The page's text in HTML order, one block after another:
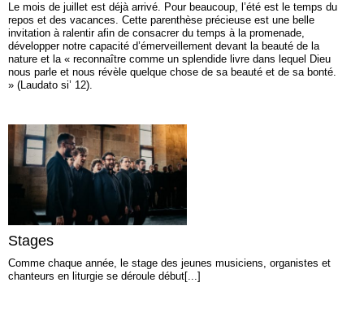
Le mois de juillet est déjà arrivé. Pour beaucoup, l’été est le temps du
repos et des vacances. Cette parenthèse précieuse est une belle
invitation à ralentir afin de consacrer du temps à la promenade,
développer notre capacité d’émerveillement devant la beauté de la
nature et la « reconnaître comme un splendide livre dans lequel Dieu
nous parle et nous révèle quelque chose de sa beauté et de sa bonté.
» (Laudato si’ 12).
Stages
Comme chaque année, le stage des jeunes musiciens, organistes et
chanteurs en liturgie se déroule début[...]